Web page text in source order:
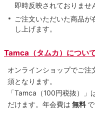
即時反映されておりませ
ご注文いただいた商品
し上げます。
Tamca（タムカ）につい
オンラインショップでご
須となります。
「Tamca （100円税抜）
」
だけます。 年会費は 無料 で